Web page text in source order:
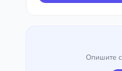
Опишите